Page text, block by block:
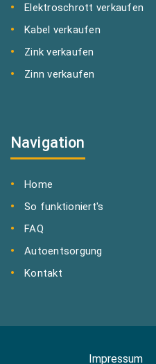
Elektroschrott verkaufen
Kabel verkaufen
Zink verkaufen
Zinn verkaufen
Navigation
Home
So funktioniert's
FAQ
Autoentsorgung
Kontakt
Impressum